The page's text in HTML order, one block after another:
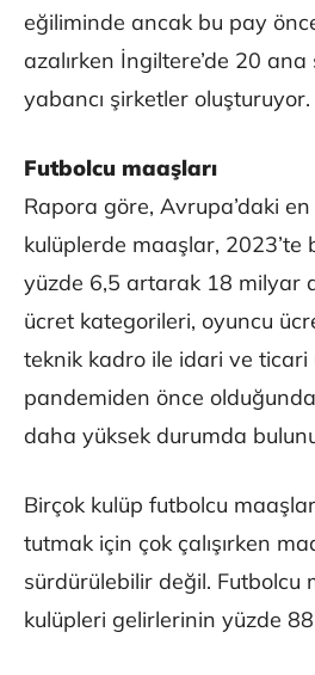
eğiliminde ancak bu pay
azalırken İngiltere’de 20
yabancı şirketler oluşturuyor.
Futbolcu maaşları
Rapora göre, Avrupa’daki
kulüplerde maaşlar, 2023’te
yüzde 6,5 artarak 18 milyar
ücret kategorileri, oyuncu
teknik kadro ile idari ve ticari
pandemiden önce
daha yüksek durumda
Birçok kulüp futbolcu
tutmak için çok çalışırken
sürdürülebilir değil. Futbolcu
kulüpleri gelirlerinin yüzde